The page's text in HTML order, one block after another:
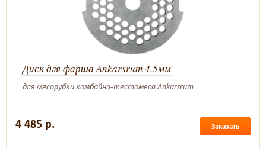
Диск для фарша Ankarsrum 4,5мм
для мясорубки комбайна-тестомеса Ankarsrum
4 485 р. Заказать